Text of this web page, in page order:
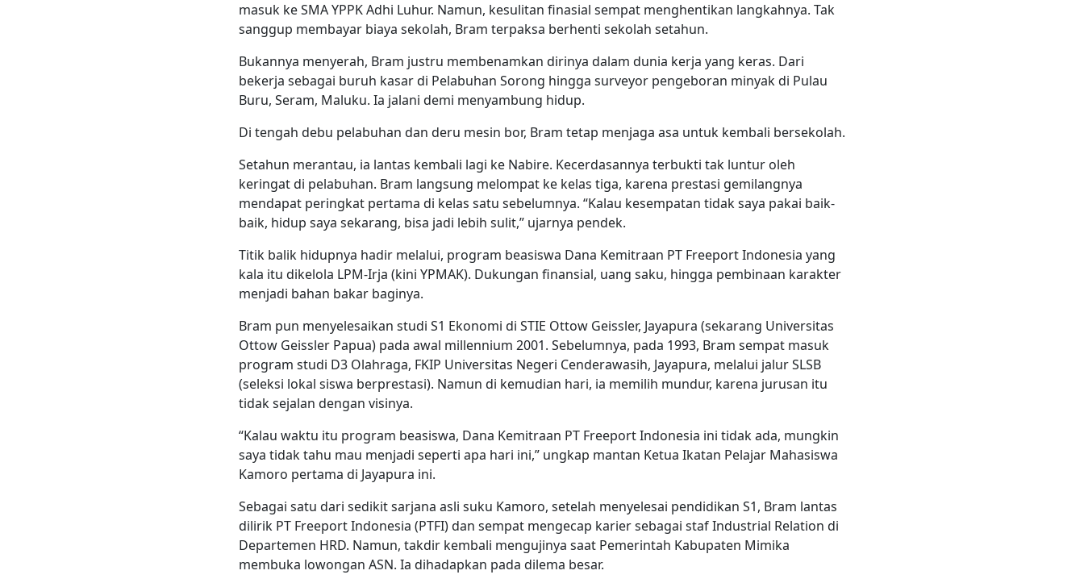
masuk ke SMA YPPK Adhi Luhur. Namun, kesulitan finasial sempat menghentikan langkahnya. Tak
sanggup membayar biaya sekolah, Bram terpaksa berhenti sekolah setahun.
Bukannya menyerah, Bram justru membenamkan dirinya dalam du­nia kerja yang keras. Dari
bekerja sebagai buruh kasar di Pelabuhan Sorong hingga surveyor pengeboran minyak di Pulau
Buru, Seram, Maluku. Ia jalani demi menyambung hidup.
Di tengah debu pelabuhan dan deru mesin bor, Bram tetap menjaga asa untuk kembali bersekolah.
Setahun merantau, ia lantas kembali lagi ke Nabire. Kecerdasannya terbukti tak luntur oleh
keringat di pelabuhan. Bram langsung melompat ke kelas tiga, karena prestasi gemilangnya
mendapat peringkat pertama di kelas satu sebelumnya. “Kalau kesempatan tidak saya pakai baik-
baik, hidup saya sekarang, bisa jadi lebih sulit,” ujarnya pendek.
Titik balik hidupnya hadir melalui, program beasiswa Dana Kemitraan PT Freeport Indonesia yang
kala itu dikelola LPM-Irja (kini YPMAK). Dukungan finansial, uang saku, hingga pembinaan karakter
menjadi bahan bakar baginya.
Bram pun menyelesaikan studi S1 Ekonomi di STIE Ottow Geissler, Jayapura (sekarang Universitas
Ottow Geissler Papua) pada awal millennium 2001. Sebelumnya, pada 1993, Bram sempat masuk
program studi D3 Olahraga, FKIP Universitas Negeri Cenderawasih, Jayapura, melalui jalur SLSB
(seleksi lokal siswa berprestasi). Namun di kemudian hari, ia memilih mundur, karena jurusan itu
tidak sejalan dengan visinya.
“Kalau waktu itu program beasiswa, Dana Kemitraan PT Freeport Indonesia ini tidak ada, mungkin
saya tidak tahu mau menjadi seperti apa hari ini,” ungkap mantan Ketua Ikatan Pelajar Mahasiswa
Kamoro pertama di Jayapura ini.
Sebagai satu dari sedikit sarjana asli suku Kamoro, setelah menyelesai pendidikan S1, Bram lantas
dilirik PT Freeport Indonesia (PTFI) dan sempat mengecap karier sebagai staf Industrial Relation di
Departemen HRD. Namun, takdir kembali mengujinya saat Pemerintah Kabupaten Mimika
membuka lowongan ASN. Ia dihadapkan pada dilema besar.